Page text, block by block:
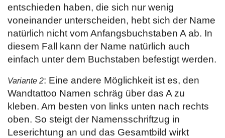
entschieden haben, die sich nur wenig
voneinander unterscheiden, hebt sich der Name
natürlich nicht vom Anfangsbuchstaben A ab. In
diesem Fall kann der Name natürlich auch
einfach unter dem Buchstaben befestigt werden.
Variante 2: Eine andere Möglichkeit ist es, den
Wandtattoo Namen schräg über das A zu
kleben. Am besten von links unten nach rechts
oben. So steigt der Namensschriftzug in
Leserichtung an und das Gesamtbild wirkt